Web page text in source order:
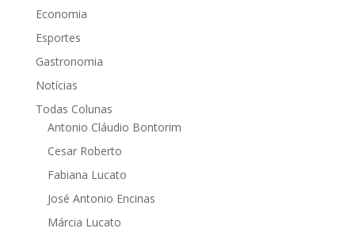
Economia
Esportes
Gastronomia
Notícias
Todas Colunas
Antonio Cláudio Bontorim
Cesar Roberto
Fabiana Lucato
José Antonio Encinas
Márcia Lucato